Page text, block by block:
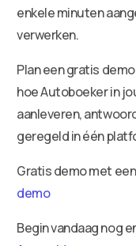
enkele minuten
verwerken.
Plan een gratis
hoe Autoboeker in
aanleveren,
geregeld in één
Gratis demo met
demo
Begin vandaag nog